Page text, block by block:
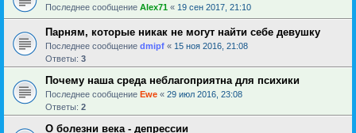
Последнее сообщение Alex71 « 19 сен 2017, 21:10
Парням, которые никак не могут найти себе девушку
Последнее сообщение dmipf « 15 ноя 2016, 21:08
Ответы: 3
Почему наша среда неблагоприятна для психики
Последнее сообщение Ewe « 29 июл 2016, 23:08
Ответы: 2
О болезни века - депрессии